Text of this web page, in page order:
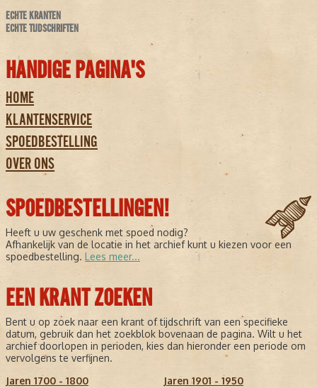
ECHTE KRANTEN
ECHTE TIJDSCHRIFTEN
HANDIGE PAGINA'S
HOME
KLANTENSERVICE
SPOEDBESTELLING
OVER ONS
SPOEDBESTELLINGEN!
Heeft u uw geschenk met spoed nodig?
Afhankelijk van de locatie in het archief kunt u kiezen voor een
spoedbestelling. Lees meer...
EEN KRANT ZOEKEN
Bent u op zoek naar een krant of tijdschrift van een specifieke
datum, gebruik dan het zoekblok bovenaan de pagina. Wilt u het
archief doorlopen in perioden, kies dan hieronder een periode om
vervolgens te verfijnen.
Jaren 1700 - 1800
Jaren 1901 - 1950